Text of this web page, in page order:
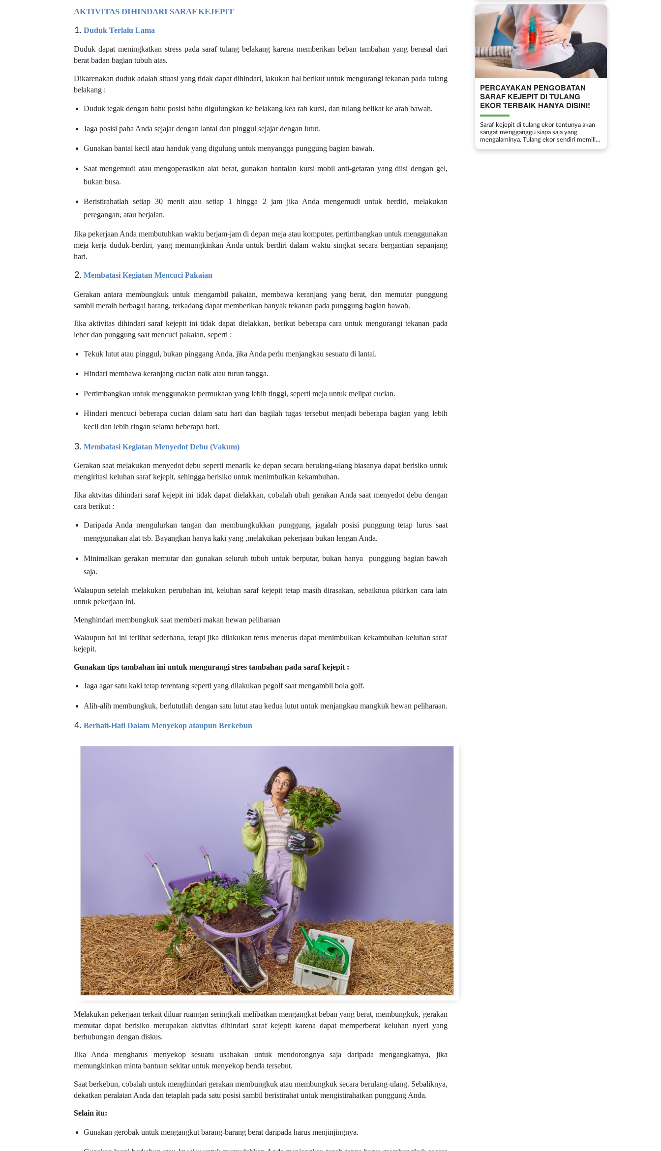
AKTIVITAS DIHINDARI SARAF KEJEPIT
Duduk Terlalu Lama
Duduk dapat meningkatkan stress pada saraf tulang belakang karena memberikan beban tambahan yang berasal dari
berat badan bagian tubuh atas.
Dikarenakan duduk adalah situasi yang tidak dapat dihindari, lakukan hal berikut untuk mengurangi tekanan pada tulang
belakang :
Duduk tegak dengan bahu posisi bahu digulungkan ke belakang kea rah kursi, dan tulang belikat ke arah bawah.
Jaga posisi paha Anda sejajar dengan lantai dan pinggul sejajar dengan lutut.
Gunakan bantal kecil atau handuk yang digulung untuk menyangga punggung bagian bawah.
Saat mengemudi atau mengoperasikan alat berat, gunakan bantalan kursi mobil anti-getaran yang diisi dengan gel,
bukan busa.
Beristirahatlah setiap 30 menit atau setiap 1 hingga 2 jam jika Anda mengemudi untuk berdiri, melakukan
peregangan, atau berjalan.
Jika pekerjaan Anda membutuhkan waktu berjam-jam di depan meja atau komputer, pertimbangkan untuk menggunakan
meja kerja duduk-berdiri, yang memungkinkan Anda untuk berdiri dalam waktu singkat secara bergantian sepanjang
hari.
Membatasi Kegiatan Mencuci Pakaian
Gerakan antara membungkuk untuk mengambil pakaian, membawa keranjang yang berat, dan memutar punggung
sambil meraih berbagai barang, terkadang dapat memberikan banyak tekanan pada punggung bagian bawah.
Jika aktivitas dihindari saraf kejepit ini tidak dapat dielakkan, berikut beberapa cara untuk mengurangi tekanan pada
leher dan punggung saat mencuci pakaian, seperti :
Tekuk lutut atau pinggul, bukan pinggang Anda, jika Anda perlu menjangkau sesuatu di lantai.
Hindari membawa keranjang cucian naik atau turun tangga.
Pertimbangkan untuk menggunakan permukaan yang lebih tinggi, seperti meja untuk melipat cucian.
Hindari mencuci beberapa cucian dalam satu hari dan bagilah tugas tersebut menjadi beberapa bagian yang lebih
kecil dan lebih ringan selama beberapa hari.
Membatasi Kegiatan Menyedot Debu (Vakum)
Gerakan saat melakukan menyedot debu seperti menarik ke depan secara berulang-ulang biasanya dapat berisiko untuk
mengiritasi keluhan saraf kejepit, sehingga berisiko untuk menimbulkan kekambuhan.
Jika aktvitas dihindari saraf kejepit ini tidak dapat dielakkan, cobalah ubah gerakan Anda saat menyedot debu dengan
cara berikut :
Daripada Anda mengulurkan tangan dan membungkukkan punggung, jagalah posisi punggung tetap lurus saat
menggunakan alat tsb. Bayangkan hanya kaki yang ,melakukan pekerjaan bukan lengan Anda.
Minimalkan gerakan memutar dan gunakan seluruh tubuh untuk berputar, bukan hanya punggung bagian bawah
saja.
Walaupun setelah melakukan perubahan ini, keluhan saraf kejepit tetap masih dirasakan, sebaiknua pikirkan cara lain
untuk pekerjaan ini.
Menghindari membungkuk saat memberi makan hewan peliharaan
Walaupun hal ini terlihat sederhana, tetapi jika dilakukan terus menerus dapat menimbulkan kekambuhan keluhan saraf
kejepit.
Gunakan tips tambahan ini untuk mengurangi stres tambahan pada saraf kejepit :
Jaga agar satu kaki tetap terentang seperti yang dilakukan pegolf saat mengambil bola golf.
Alih-alih membungkuk, berlututlah dengan satu lutut atau kedua lutut untuk menjangkau mangkuk hewan peliharaan.
Berhati-Hati Dalam Menyekop ataupun Berkebun
Melakukan pekerjaan terkait diluar ruangan seringkali melibatkan mengangkat beban yang berat, membungkuk, gerakan
memutar dapat berisiko merupakan aktivitas dihindari saraf kejepit karena dapat memperberat keluhan nyeri yang
berhubungan dengan diskus.
Jika Anda mengharus menyekop sesuatu usahakan untuk mendorongnya saja daripada mengangkatnya, jika
memungkinkan minta bantuan sekitar untuk menyekop benda tersebut.
Saat berkebun, cobalah untuk menghindari gerakan membungkuk atau membungkuk secara berulang-ulang. Sebaliknya,
dekatkan peralatan Anda dan tetaplah pada satu posisi sambil beristirahat untuk mengistirahatkan punggung Anda.
Selain itu:
Gunakan gerobak untuk mengangkut barang-barang berat daripada harus menjinjingnya.
biasa. Dengan mengetahui perbedaannya,
penderita bisa menentukan langkah
selanjutnya de...
PERCAYAKAN PENGOBATAN
SARAF KEJEPIT DI TULANG
EKOR TERBAIK HANYA DISINI!
Saraf kejepit di tulang ekor tentunya akan
sangat mengganggu siapa saja yang
mengalaminya. Tulang ekor sendiri memiliki